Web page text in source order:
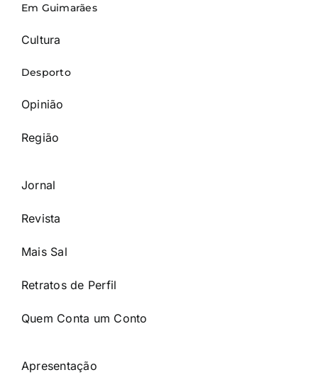
Em Guimarães
Cultura
Desporto
Opinião
Região
Jornal
Revista
Mais Sal
Retratos de Perfil
Quem Conta um Conto
Apresentação